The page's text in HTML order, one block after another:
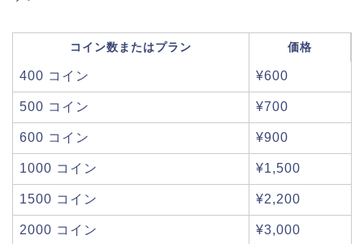
コイン数またはプラン 価格
400 コイン ¥600
500 コイン ¥700
600 コイン ¥900
1000 コイン ¥1,500
1500 コイン ¥2,200
2000 コイン ¥3,000